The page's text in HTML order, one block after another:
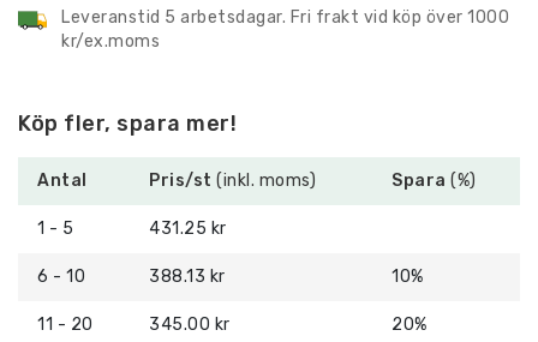
Leveranstid 5 arbetsdagar. Fri frakt vid köp över 1000
kr/ex.moms
Köp fler, spara mer!
Antal Pris/st (inkl. moms) Spara (%)
1 - 5 431.25 kr
6 - 10 388.13 kr 10%
11 - 20 345.00 kr 20%